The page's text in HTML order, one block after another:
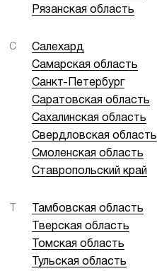
Рязанская область
С
Салехард
Самарская область
Санкт-Петербург
Саратовская область
Сахалинская область
Свердловская область
Смоленская область
Ставропольский край
Тамбовская область
Тверская область
Томская область
Тульская область